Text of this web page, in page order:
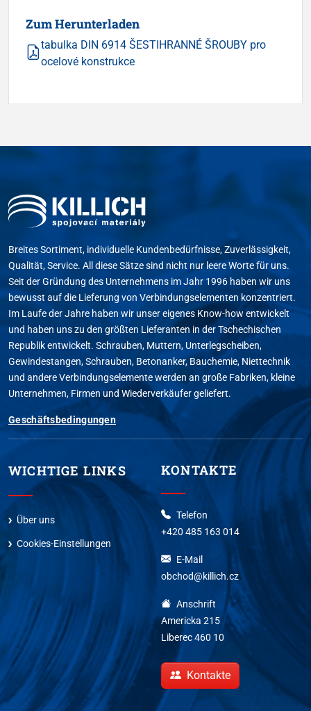
Zum Herunterladen
tabulka DIN 6914 ŠESTIHRANNÉ ŠROUBY pro
ocelové konstrukce
Breites Sortiment, individuelle Kundenbedürfnisse, Zuverlässigkeit,
Qualität, Service. All diese Sätze sind nicht nur leere Worte für uns.
Seit der Gründung des Unternehmens im Jahr 1996 haben wir uns
bewusst auf die Lieferung von Verbindungselementen konzentriert.
Im Laufe der Jahre haben wir unser eigenes Know-how entwickelt
und haben uns zu den größten Lieferanten in der Tschechischen
Republik entwickelt. Schrauben, Muttern, Unterlegscheiben,
Gewindestangen, Schrauben, Betonanker, Bauchemie, Niettechnik
und andere Verbindungselemente werden an große Fabriken, kleine
Unternehmen, Firmen und Wiederverkäufer geliefert.
Geschäftsbedingungen
WICHTIGE LINKS
Über uns
Cookies-Einstellungen
KONTAKTE
Telefon
+420 485 163 014
E-Mail
obchod@killich.cz
Anschrift
Americka 215
Liberec 460 10
Kontakte